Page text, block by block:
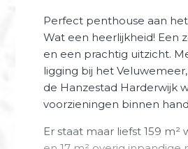
Perfect penthouse aan
Wat een heerlijkheid! Een
en een prachtig uitzicht.
ligging bij het
de Hanzestad Harderwijk
voorzieningen binnen
Er staat maar liefst 159